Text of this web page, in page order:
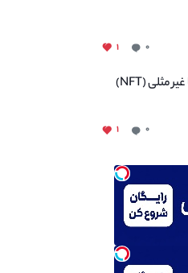
۰ ۱
توکن غیر قابل تعویض یا غیر مثلی (NFT)
۰ ۱